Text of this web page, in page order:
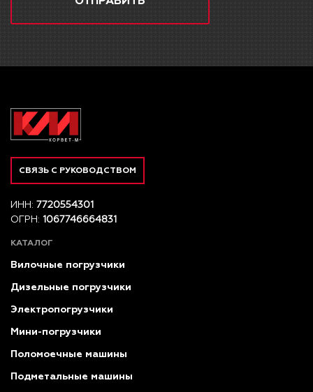
СВЯЗЬ С РУКОВОДСТВОМ
ИНН: 7720554301
ОГРН: 1067746664831
КАТАЛОГ
Вилочные погрузчики
Дизельные погрузчики
Электропогрузчики
Мини-погрузчики
Поломоечные машины
Подметальные машины